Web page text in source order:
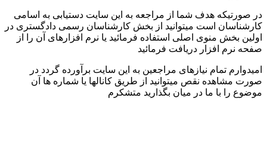
در صورتیکه هدف شما از مراجعه به این سایت دستیابی به اسامی
کارشناسان است میتوانید از بخش کارشناسان رسمی دادگستری در
اولین بخش منوی اصلی استفاده فرمائید یا نرم افزارهای آن را از
صفحه نرم افزار دریافت فرمائید
امیدوارم تمام نیازهای مراجعین به این سایت برآورده گردد در
صورت مشاهده نقص میتوانید از طریق کانالها یا شماره ها آن
موضوع را با ما در میان بگذارید متشکرم